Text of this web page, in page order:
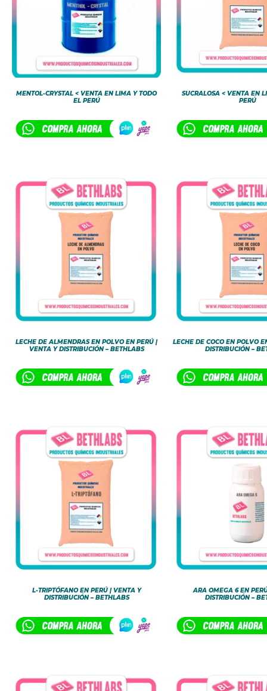
MENTOL-CRYSTAL < VENTA EN LIMA Y TODO
EL PERÚ
SUCRALOSA < VENTA EN
PERÚ
LECHE DE ALMENDRAS EN POLVO EN PERÚ |
VENTA Y DISTRIBUCIÓN – BETHLABS
LECHE DE COCO EN POLVO
DISTRIBUCIÓN –
L-TRIPTÓFANO EN PERÚ | VENTA Y
DISTRIBUCIÓN – BETHLABS
ARA OMEGA 6 EN
DISTRIBUCIÓN –